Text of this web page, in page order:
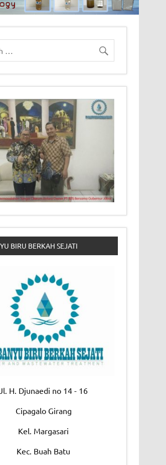
BIRU BERKAH SEJATI
Jl. H. Djunaedi no 14 - 16
Cipagalo Girang
Kel. Margasari
Kec. Buah Batu